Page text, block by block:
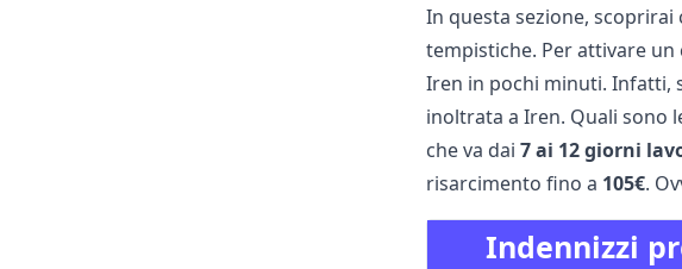
In questa sezione,
tempistiche. Per attivare
Iren in pochi minuti. Infatti,
inoltrata a Iren. Quali sono
che va dai 7 ai 12 giorni
risarcimento fino a 105€.
Indennizzi